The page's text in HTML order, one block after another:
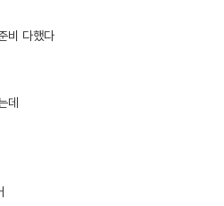
비 다했다
데